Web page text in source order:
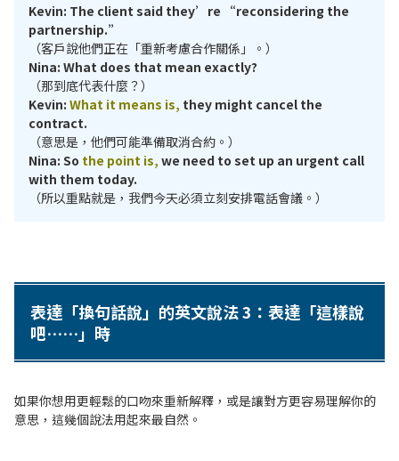
Kevin: The client said they’re “reconsidering the
partnership.”
（客戶說他們正在「重新考慮合作關係」。）
Nina: What does that mean exactly?
（那到底代表什麼？）
Kevin: What it means is, they might cancel the
contract.
（意思是，他們可能準備取消合約。）
Nina: So the point is, we need to set up an urgent call
with them today.
（所以重點就是，我們今天必須立刻安排電話會議。）
表達「換句話說」的英文說法 3：表達「這樣說
吧……」時
如果你想用更輕鬆的口吻來重新解釋，或是讓對方更容易理解你的
意思，這幾個說法用起來最自然。